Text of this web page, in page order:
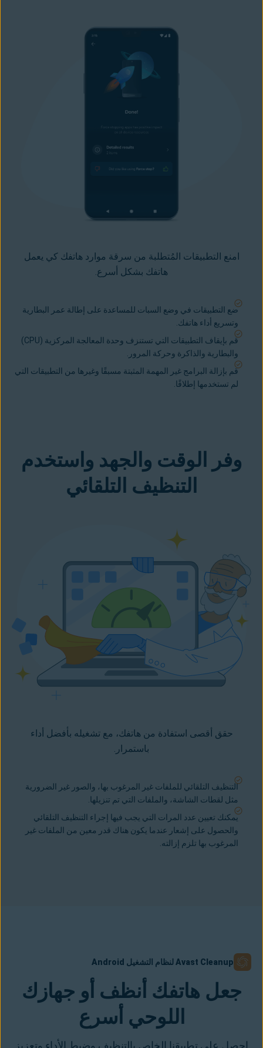
امنع التطبيقات المُتطلبة من سرقة موارد هاتفك كي يعمل
هاتفك بشكل أسرع.
ضع التطبيقات في وضع السبات للمساعدة على إطالة عمر البطارية
وتسريع أداء هاتفك.
قم بإيقاف التطبيقات التي تستنزف وحدة المعالجة المركزية (CPU)
والبطارية والذاكرة وحركة المرور.
قم بإزالة البرامج غير المهمة المثبتة مسبقًا وغيرها من التطبيقات التي
لم تستخدمها إطلاقًا.
وفر الوقت والجهد واستخدم
التنظيف التلقائي
حقق أقصى استفادة من هاتفك، مع تشغيله بأفضل أداء
باستمرار.
التنظيف التلقائي للملفات غير المرغوب بها، والصور غير الضرورية
مثل لقطات الشاشة، والملفات التي تم تنزيلها.
يمكنك تعيين عدد المرات التي يجب فيها إجراء التنظيف التلقائي
والحصول على إشعار عندما يكون هناك قدر معين من الملفات غير
المرغوب بها تلزم إزالته.
Avast Cleanup لنظام التشغيل Android
جعل هاتفك أنظف أو جهازك
اللوحي أسرع
احصل على تطبيقنا الخاص بالتنظيف وضبط الأداء وتعزيز